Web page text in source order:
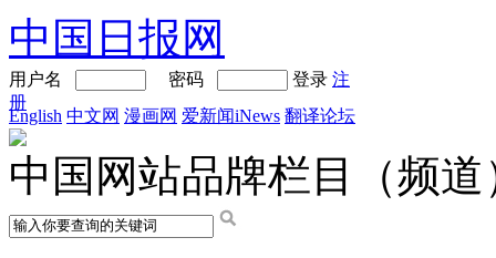
中国日报网
用户名 密码 登录 注
册
English 中文网 漫画网 爱新闻iNews 翻译论坛
中国网站品牌栏目（频道